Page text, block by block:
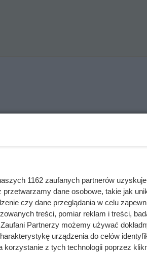
pieczenia i łyżeczka sody
na jasną i puszystą masę.
miksuj mikserem na najniższych
wody.
1162 zaufanych partnerów
dane osobowe, takie jak
czy dane przeglądania w celu
treści, pomiar reklam i treści,
Partnerzy możemy używać
urządzenia do celów
z tych technologii poprzez